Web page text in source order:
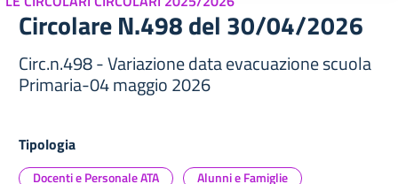
Circolare N.498 del 30/04/2026
Circ.n.498 - Variazione data evacuazione scuola
Primaria-04 maggio 2026
Tipologia
Docenti e Personale ATA Alunni e Famiglie